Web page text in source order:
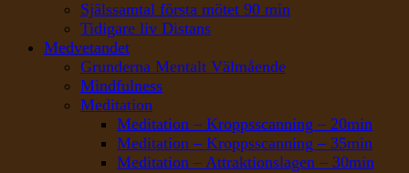
Själssamtal första mötet 90 min
Tidigare liv Distans
Medvetandet
Grunderna Mentalt Välmående
Mindfulness
Meditation
Meditation – Kroppsscanning – 20min
Meditation – Kroppsscanning – 35min
Meditation – Attraktionslagen – 30min